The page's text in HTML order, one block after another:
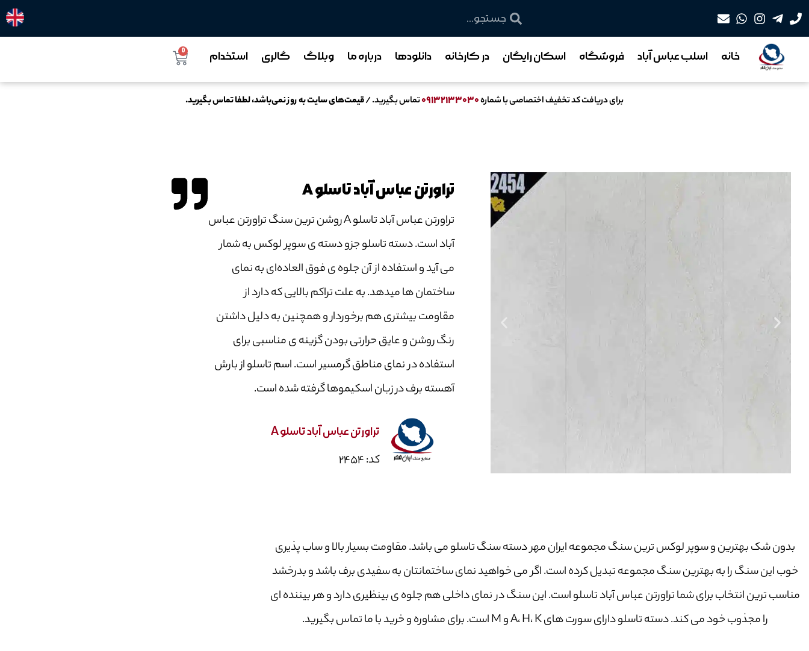
خانه اسلب عباس آباد فروشگاه اسکان رایگان در کارخانه دانلودها درباره ما وبلاگ گالری استخدام 0
برای دریافت کد تخفیف اختصاصی با شماره۰۹۱۳۲۱۳۳۰۳۰تماس بگیرید. /قیمت‌های سایت به روز نمی‌باشد، لطفا تماس بگیرید.
تراورتن عباس آباد تاسلو A
تراورتن عباس آباد تاسلو A روشن‌ ترین سنگ تراورتن عباس
آباد است. دسته تاسلو جزو دسته ‌ی سوپر لوکس به شمار
می آید و استفاده از آن جلوه ی فوق العاده‌ای به نمای
ساختمان ها میدهد. به علت تراکم بالایی که دارد از
مقاومت بیشتری هم برخوردار و همچنین به دلیل داشتن
رنگ روشن و عایق حرارتی بودن گزینه ی مناسبی برای
استفاده در نمای مناطق گرمسیر است. اسم تاسلو از بارش
آهسته برف در زبان اسکیموها گرفته شده است.
تراورتن عباس آباد تاسلو A
کد: ۲۴۵۴
بدون شک بهترین و سوپر لوکس ترین سنگ مجموعه ایران مهر دسته سنگ تاسلو می باشد. مقاومت بسیار بالا و ساب پذیری
خوب این سنگ را به بهترین سنگ مجموعه تبدیل کرده است. اگر می خواهید نمای ساختمانتان به سفیدی برف باشد و بدرخشد
مناسب ترین انتخاب برای شما تراورتن عباس آباد تاسلو است. این سنگ در نمای داخلی هم جلوه ی بینظیری دارد و هر بیننده ای
را مجذوب خود می کند. دسته تاسلو دارای سورت های A، H، K و M است. برای مشاوره و خرید با ما تماس بگیرید.